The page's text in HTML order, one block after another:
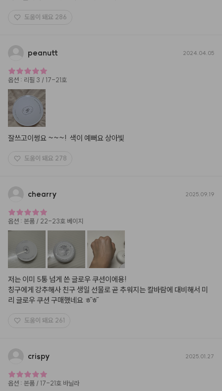
도움이 돼요 286
peanutt 2024.04.05
옵션 : 리필 3 / 17-21호
잘쓰고이썽요 ~~~!  색이 예뻐요 상아빛
도움이 돼요 278
chearry 2025.09.19
옵션 : 본품 / 22-23호 베이지
저는 이미 5통 넘게 쓴 글로우 쿠션이에용!
칭구에게 강추해사 친구 생일 선물로 곧 추워지는 칼바람에 대비해서 미
리 글로우 쿠션 구매했네요 ㅎ꙼̈ㅎ꙼̈
도움이 돼요 261
crispy 2025.01.27
옵션 : 본품 / 17-21호 바닐라